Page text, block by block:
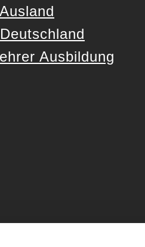
Ausbildung